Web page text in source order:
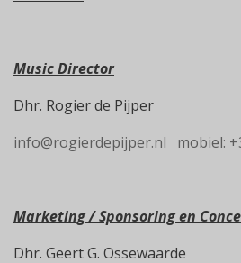
Music Director
Dhr. Rogier de Pijper
info@rogierdepijper.nl mobiel:
Marketing / Sponsoring en
Dhr. Geert G. Ossewaarde